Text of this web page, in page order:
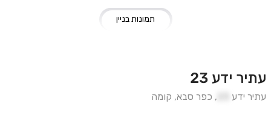
עתיר ידע 23
עתיר ידע , כפר סבא, קומה
תמונות בניין